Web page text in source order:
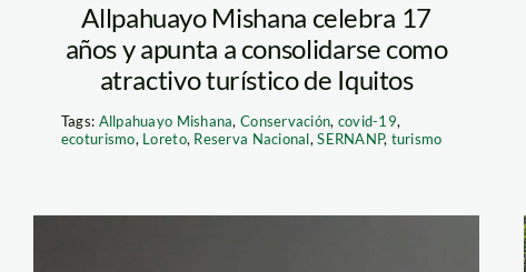
Allpahuayo Mishana celebra 17
años y apunta a consolidarse como
atractivo turístico de Iquitos
Tags: Allpahuayo Mishana, Conservación, covid-19,
ecoturismo, Loreto, Reserva Nacional,SERNANP, turismo